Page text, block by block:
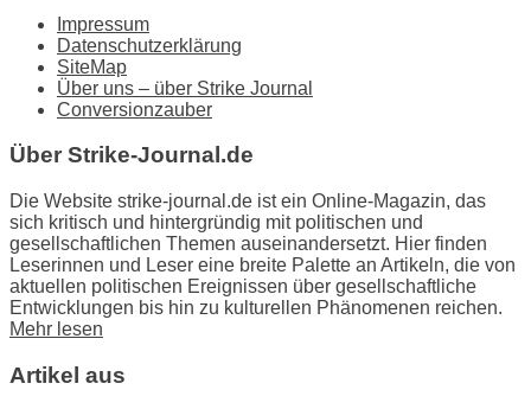
Impressum
Datenschutzerklärung
SiteMap
Über uns – über Strike Journal
Conversionzauber
Über Strike-Journal.de
Die Website strike-journal.de ist ein Online-Magazin, das
sich kritisch und hintergründig mit politischen und
gesellschaftlichen Themen auseinandersetzt. Hier finden
Leserinnen und Leser eine breite Palette an Artikeln, die von
aktuellen politischen Ereignissen über gesellschaftliche
Entwicklungen bis hin zu kulturellen Phänomenen reichen.
Mehr lesen
Artikel aus